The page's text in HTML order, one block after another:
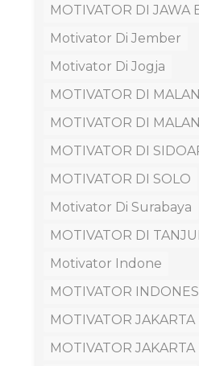
MOTIVATOR DI JAWA
Motivator Di Jember
Motivator Di Jogja
MOTIVATOR DI
MOTIVATOR DI
MOTIVATOR DI
MOTIVATOR DI SOLO
Motivator Di Surabaya
MOTIVATOR DI
Motivator Indone
MOTIVATOR
MOTIVATOR JAKARTA
MOTIVATOR